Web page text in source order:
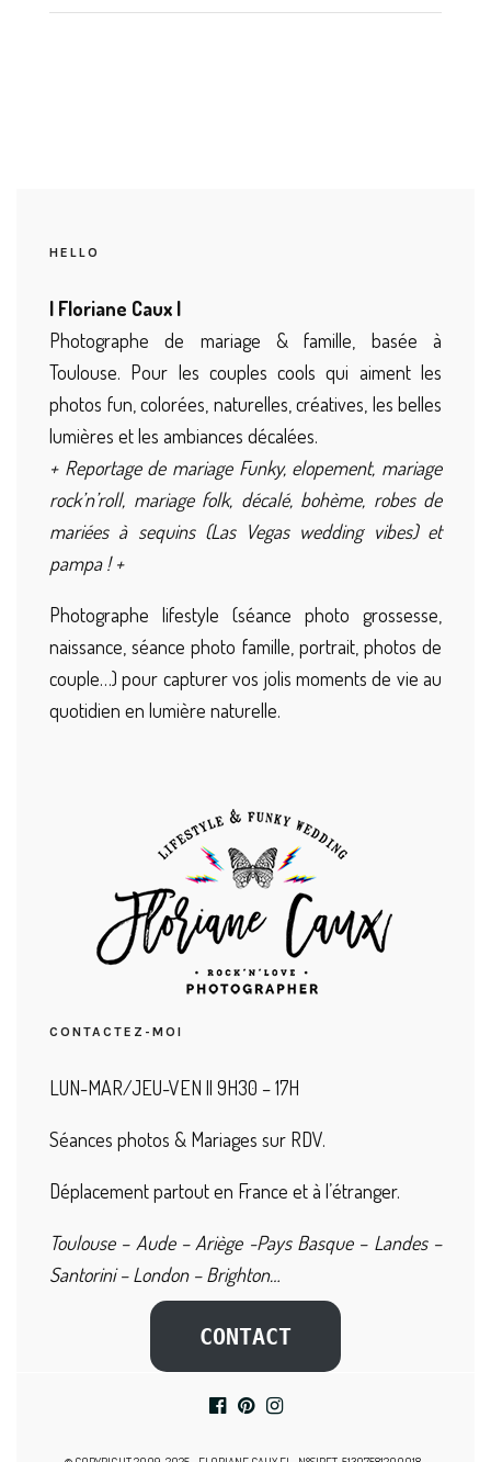
HELLO
| Floriane Caux |
Photographe de mariage & famille, basée à
Toulouse. Pour les couples cools qui aiment les
photos fun, colorées, naturelles, créatives, les belles
lumières et les ambiances décalées.
+ Reportage de mariage Funky, elopement, mariage
rock’n’roll, mariage folk, décalé, bohème, robes de
mariées à sequins (Las Vegas wedding vibes) et
pampa ! +
Photographe lifestyle (séance photo grossesse,
naissance, séance photo famille, portrait, photos de
couple…) pour capturer vos jolis moments de vie au
quotidien en lumière naturelle.
CONTACTEZ-MOI
LUN-MAR/JEU-VEN || 9H30 – 17H
Séances photos & Mariages sur RDV.
Déplacement partout en France et à l’étranger.
Toulouse – Aude – Ariège -Pays Basque – Landes –
Santorini – London – Brighton…
CONTACT